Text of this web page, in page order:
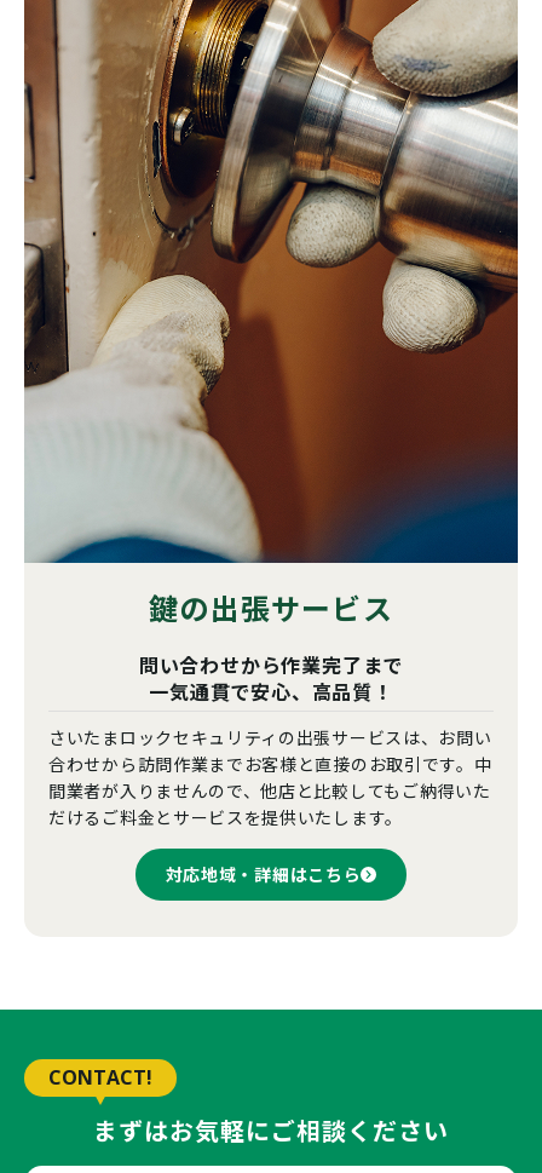
鍵の出張サービス
問い合わせから作業完了まで
一気通貫で安心、高品質！
さいたまロックセキュリティの出張サービスは、お問い
合わせから訪問作業までお客様と直接のお取引です。中
間業者が入りませんので、他店と比較してもご納得いた
だけるご料金とサービスを提供いたします。
対応地域・詳細はこちら
CONTACT!
まずはお気軽にご相談ください